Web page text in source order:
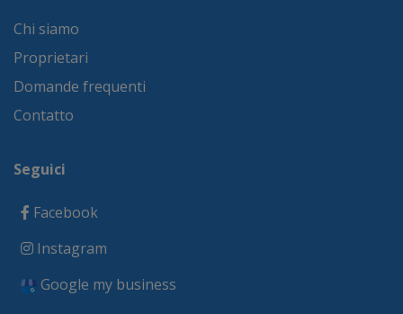
Chi siamo
Proprietari
Domande frequenti
Contatto
Seguici
Facebook
Instagram
Google my business